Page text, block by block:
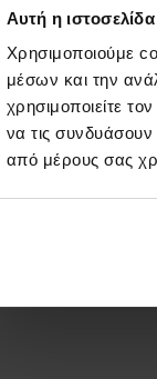
Αυτή η
Χρησιμοποιούμε
μέσων και την
χρησιμοποιείτε
να τις
από μέρους σας
από τα αγόρια
άρωμα Μια από
σχολίασε: Ω!
να το μυρίσω